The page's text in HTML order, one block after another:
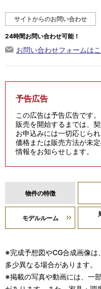
サイトからのお問い合わせ
24時間お問い合わせ可能！
お問い合わせフォームは
予告広告
この広告は予告広告です。
販売を開始するまでは、
お申込みには一切応じら
価格または販売方法が未
情報をお知らせします。
物件の特徴
モデルルーム
※完成予想図やCG合成画像
多少異なる場合があります。
※掲載の写真や動画には、一